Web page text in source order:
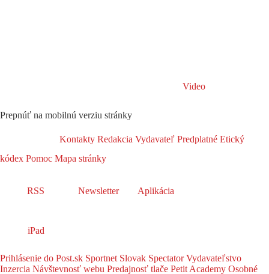
Video
Prepnúť na mobilnú verziu stránky
Kontakty Redakcia Vydavateľ Predplatné Etický
kódex Pomoc Mapa stránky
RSS Newsletter Aplikácia
iPad
Prihlásenie do Post.sk Sportnet Slovak SpectatorVydavateľstvo
Inzercia Návštevnosť webu Predajnosť tlače Petit Academy Osobné